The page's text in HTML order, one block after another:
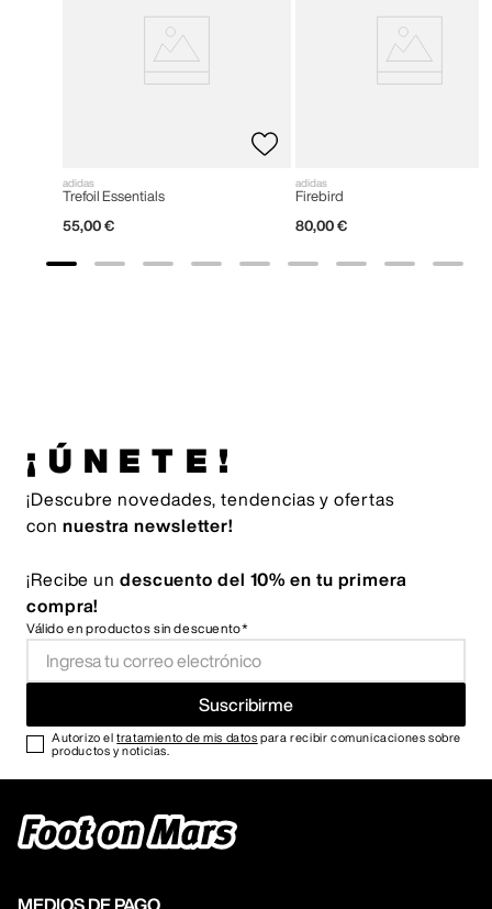
adidas
Trefoil Essentials
55,00 €
adidas
Firebird
80,00 €
¡ÚNETE!
¡Descubre novedades, tendencias y ofertas
con nuestra newsletter!
¡Recibe un descuento del 10% en tu primera
compra!
Válido en productos sin descuento*
Suscribirme
Autorizo eltratamiento de mis datos para recibir comunicaciones sobre
productos y noticias.
MEDIOS DE PAGO